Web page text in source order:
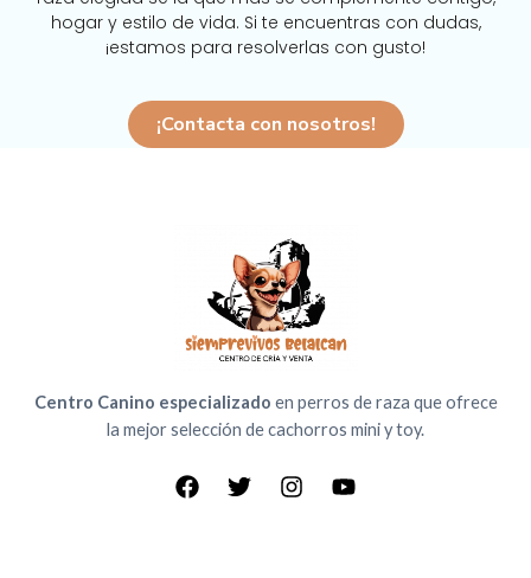
hogar y estilo de vida. Si te encuentras con dudas,
¡estamos para resolverlas con gusto!
¡Contacta con nosotros!
Centro Canino especializado en perros de raza que ofrece
la mejor selección de cachorros mini y toy.